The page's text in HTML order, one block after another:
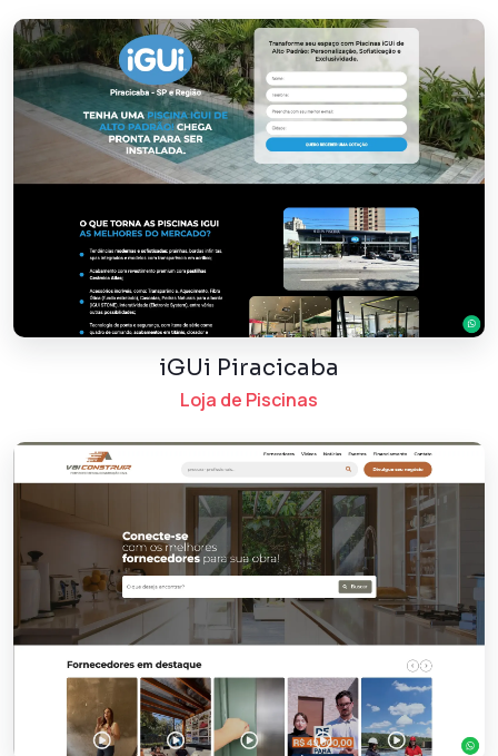
iGUi Piracicaba
Loja de Piscinas